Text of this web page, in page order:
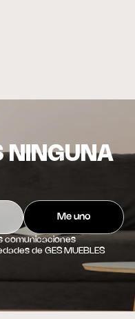
NINGUNA
comunicaciones
de GES MUEBLES